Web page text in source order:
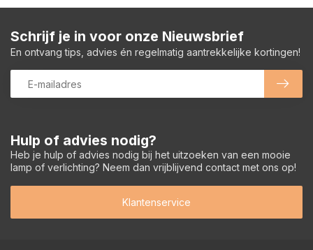
Hulp of advies nodig?
Heb je hulp of advies nodig bij het uitzoeken van een mooie
lamp of verlichting? Neem dan vrijblijvend contact met ons op!
Klantenservice
Schrijf je in voor onze Nieuwsbrief
En ontvang tips, advies én regelmatig aantrekkelijke kortingen!